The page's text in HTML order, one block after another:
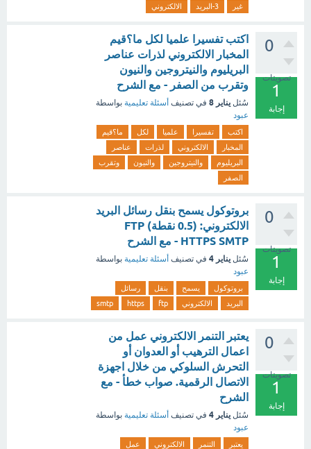
غير
3-البريد الالكتروني
0
تصويتات
1
إجابة
اكتب تفسيرا علميا لكل ما؟قيم
المخبار الالكتروني لذرات عناصر
البريليوم والنيتروجين والنيون
وتقرب من الصفر - مع الشرح
سُئل يناير 8 في تصنيف أسئلة تعليمية بواسطة
عبود
اكتب تفسيرا علميا لكل
ما؟قيم
المخبار
الالكتروني لذرات
عناصر
البريليوم
والنيتروجين والنيون
وتقرب
الصفر
0
تصويتات
1
إجابة
بروتوكول يسمح بنقل رسائل البريد
الالكتروني: (0.5 نقطة) FTP
HTTPS SMTP - مع الشرح
سُئل يناير 4 في تصنيف أسئلة تعليمية بواسطة
عبود
بروتوكول يسمح بنقل
رسائل
البريد
الالكتروني ftp
https
smtp
0
تصويتات
1
إجابة
يعتبر التنمر الالكتروني عمل من
اعمال الترهيب أو العدوان أو
التحرش السلوكي من خلال اجهزة
الاتصال الرقمية. صواب خطأ - مع
الشرح
سُئل يناير 4 في تصنيف أسئلة تعليمية بواسطة
عبود
يعتبر التنمر الالكتروني
عمل